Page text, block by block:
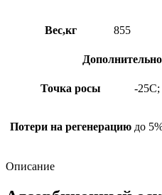
Вес,кг 855
Дополнительно
Точка росы -25C;
Потери на регенерацию до
Описание